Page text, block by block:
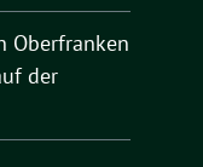
Oberfranken
der